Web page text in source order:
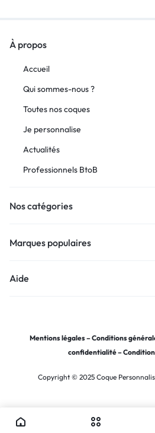
À propos
Accueil
Qui sommes-nous ?
Toutes nos coques
Je personnalise
Actualités
Professionnels BtoB
Nos catégories
Marques populaires
Aide
Mentions légales –Conditions
confidentialité–
Copyright © 2025 Coque